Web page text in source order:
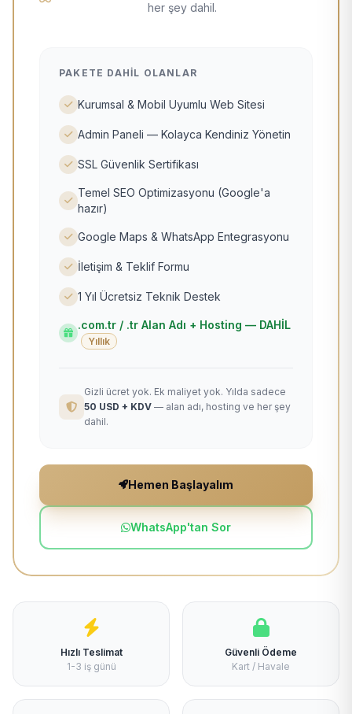
her şey dahil.
PAKETE DAHIL OLANLAR
Kurumsal & Mobil Uyumlu Web Sitesi
Admin Paneli — Kolayca Kendiniz Yönetin
SSL Güvenlik Sertifikası
Temel SEO Optimizasyonu (Google'a
hazır)
Google Maps & WhatsApp Entegrasyonu
İletişim & Teklif Formu
1 Yıl Ücretsiz Teknik Destek
.com.tr / .tr Alan Adı + Hosting — DAHİL
Yıllık
Gizli ücret yok. Ek maliyet yok. Yılda sadece
50 USD + KDV — alan adı, hosting ve her şey
dahil.
Hemen Başlayalım
WhatsApp'tan Sor
Hızlı Teslimat
1-3 iş günü
Güvenli Ödeme
Kart / Havale